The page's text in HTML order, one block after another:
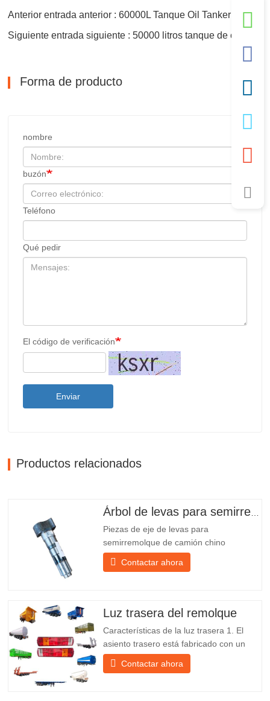
Forma de producto
nombre
buzón
Teléfono
Qué pedir
El código de verificación
Enviar
Productos relacionados
Árbol de levas para semirremolque
Piezas de eje de levas para
semirremolque de camión chino
PO218971, muy vendidas Presupuesto
Producto Repuestos para remolques
nosotros Chengda Group es un
fabricante chino de semirremolques con
su propia...
Contactar ahora
Luz trasera del remolque
Características de la luz trasera 1. El
asiento trasero está fabricado con un
soporte de hierro, mucho más resistente
que otros materiales. Se incluyen
Contactar ahora